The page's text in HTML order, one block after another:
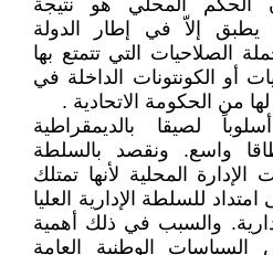
المحلي هو نتيجة
يطبق إلاّ في إطار الدولة
الصلاحيات التي تتمتع بها
أو الكونتونات الداخلة في
لها من الحكومة الاتحادية .
لصيقا بالديمقراطية
واسع. ونقصد بالسلطة
المحلية لأنها تمتلك
للسلطة الإدارية العليا
والسبب في ذلك أهمية
الوطنية العامة